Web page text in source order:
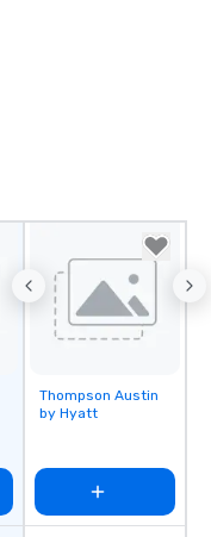
Removed from
favorites
Thompson Austin
by Hyatt